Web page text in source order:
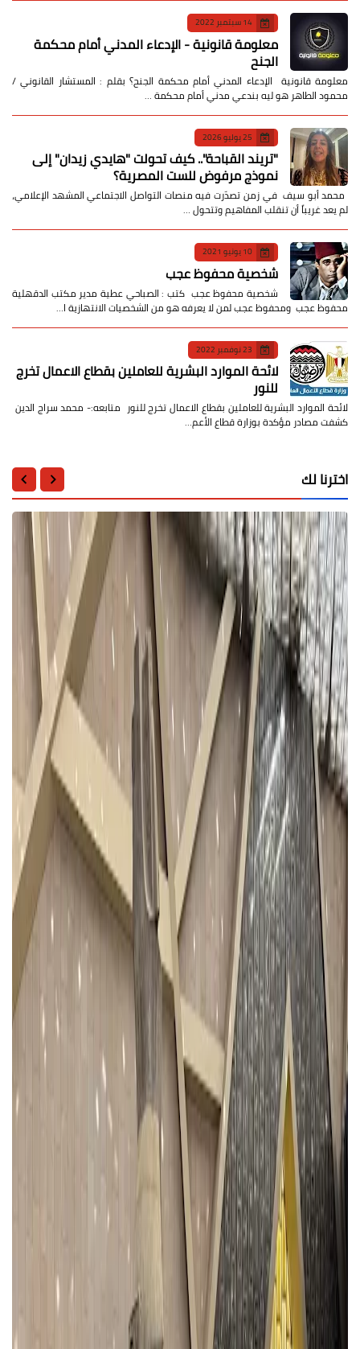
14 سبتمبر 2022
معلومة قانونية - الإدعاء المدني أمام محكمة
الجنح
معلومة قانونية الإدعاء المدني أمام محكمة الجنح؟ بقلم : المستشار القانوني /
محمود الطاهر هو ليه بندعي مدني أمام محكمة …
25 يوليو 2026
​"تريند القباحة".. كيف تحولت "هايدي زيدان" إلى
نموذج مرفوض للست المصرية؟
​ محمد أبو سيف ​في زمن تصدّرت فيه منصات التواصل الاجتماعي المشهد الإعلامي،
لم يعد غريباً أن تنقلب المفاهيم وتتحول …
10 يونيو 2021
شخصية محفوظ عجب
شخصية محفوظ عجب كتب : الصباحي عطية مدير مكتب الدقهلية
محفوظ عجب ومحفوظ عجب لمن لا يعرفه هو من الشخصيات الانتهازية ا…
23 نوفمبر 2022
لائحة الموارد البشرية للعاملين بقطاع الاعمال تخرج
للنور
لائحة الموارد البشرية للعاملين بقطاع الاعمال تخرج للنور متابعه:- محمد سراج الدين
كشفت مصادر مؤكدة بوزارة قطاع الأعم…
اخترنا لك